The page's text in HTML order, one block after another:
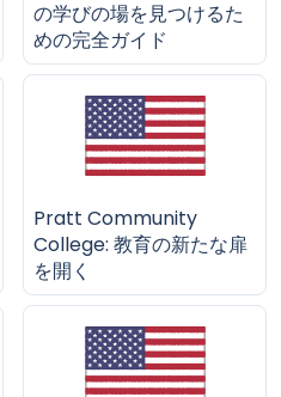
の学びの場を見つけるた
めの完全ガイド
Pratt Community
College: 教育の新たな扉
を開く